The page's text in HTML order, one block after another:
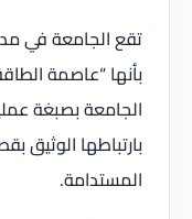
تقع الجامعة في
بأنها “عاصمة
الجامعة بصبغة
بارتباطها الوثيق
المستدامة.